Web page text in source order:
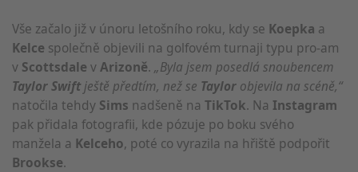
Vše začalo již v únoru letošního roku, kdy se Koepka a
Kelce společně objevili na golfovém turnaji typu pro-am
v Scottsdale vArizoně. „Byla jsem posedlá snoubencem
Taylor Swift ještě předtím, než se Taylor objevila na scéně,“
natočila tehdy Sims nadšeně na TikTok. Na Instagram
pak přidala fotografii, kde pózuje po boku svého
manžela a Kelceho, poté co vyrazila na hřiště podpořit
Brookse.